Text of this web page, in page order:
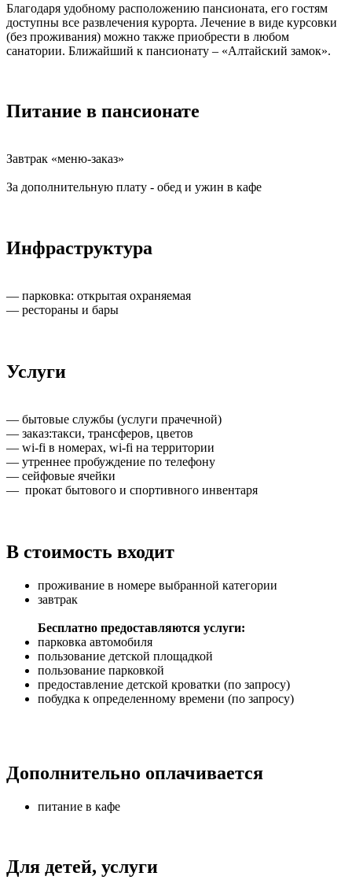
Благодаря удобному расположению пансионата, его гостям
доступны все развлечения курорта. Лечение в виде курсовки
(без проживания) можно также приобрести в любом
санатории. Ближайший к пансионату – «Алтайский замок».
Питание в пансионате
Завтрак «меню-заказ»
За дополнительную плату - обед и ужин в кафе
Инфраструктура
— парковка: открытая охраняемая
— рестораны и бары
Услуги
— бытовые службы (услуги прачечной)
— заказ:такси, трансферов, цветов
— wi-fi в номерах, wi-fi на территории
— утреннее пробуждение по телефону
— сейфовые ячейки
— прокат бытового и спортивного инвентаря
В стоимость входит
проживание в номере выбранной категории
завтрак
Бесплатно предоставляются услуги:
парковка автомобиля
пользование детской площадкой
пользование парковкой
предоставление детской кроватки (по запросу)
побудка к определенному времени (по запросу)
Дополнительно оплачивается
питание в кафе
Для детей, услуги